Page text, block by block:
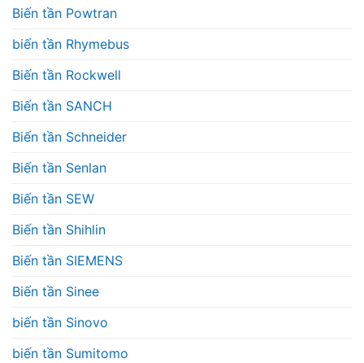
Biến tần Powtran
biến tần Rhymebus
Biến tần Rockwell
Biến tần SANCH
Biến tần Schneider
Biến tần Senlan
Biến tần SEW
Biến tần Shihlin
Biến tần SIEMENS
Biến tần Sinee
biến tần Sinovo
biến tần Sumitomo